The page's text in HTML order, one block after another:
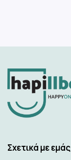
Σχετικά με εμάς